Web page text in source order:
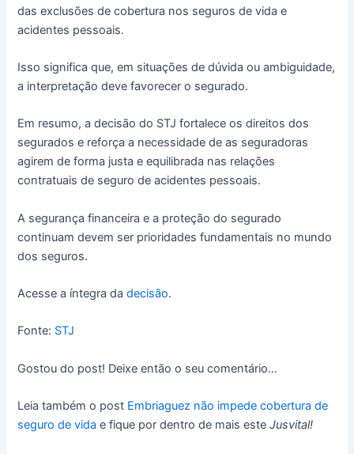
das exclusões de cobertura nos seguros de vida e
acidentes pessoais.
Isso significa que, em situações de dúvida ou ambiguidade,
a interpretação deve favorecer o segurado.
Em resumo, a decisão do STJ fortalece os direitos dos
segurados e reforça a necessidade de as seguradoras
agirem de forma justa e equilibrada nas relações
contratuais de seguro de acidentes pessoais.
A segurança financeira e a proteção do segurado
continuam devem ser prioridades fundamentais no mundo
dos seguros.
Acesse a íntegra dadecisão.
Fonte: STJ
Gostou do post! Deixe então o seu comentário…
Leia também o post Embriaguez não impede cobertura de
seguro de vida e fique por dentro de mais esteJusvital!